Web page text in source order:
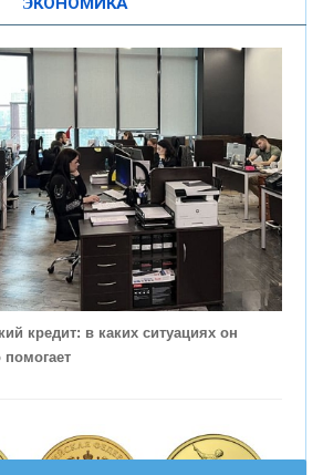
кредит: в каких ситуациях он
помогает